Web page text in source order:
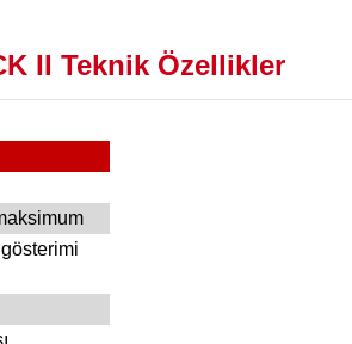
II Teknik Özellikler